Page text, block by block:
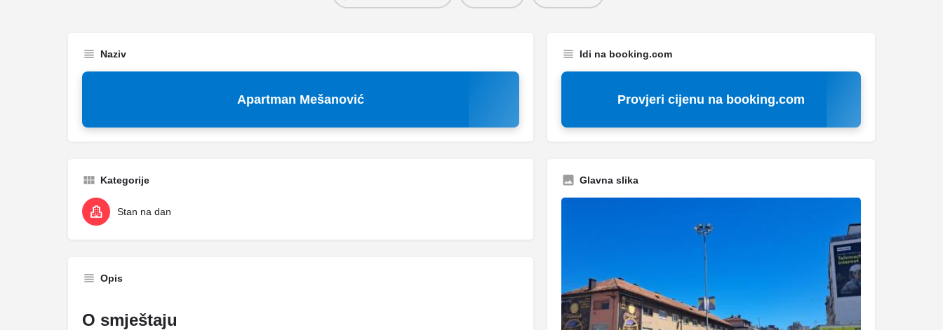
Naziv
Apartman Mešanović
Kategorije
Stan na dan
Opis
O smještaju
Idi na booking.com
Provjeri cijenu na booking.com
Glavna slika